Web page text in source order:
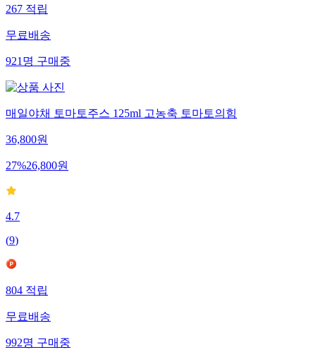
267적립
무료배송
921명구매중
매일야채 토마토주스 125ml 고농축 토마토의힘
36,800원
27%26,800원
4.7
(9)
804적립
무료배송
992명구매중